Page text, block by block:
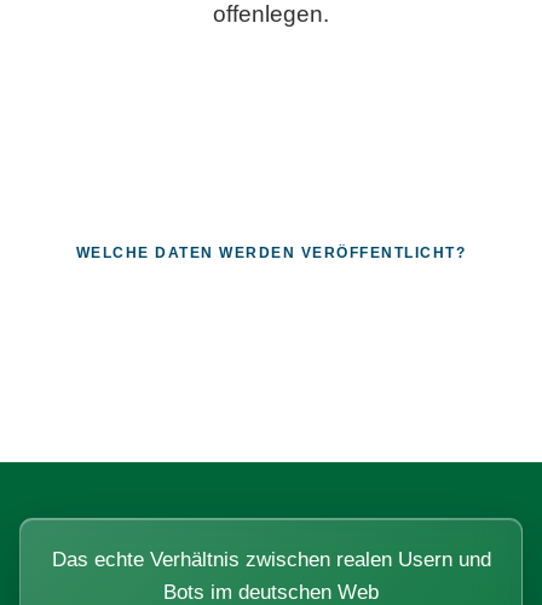
offenlegen.
WELCHE DATEN WERDEN VERÖFFENTLICHT?
Das echte Verhältnis zwischen realen Usern und
Bots im deutschen Web